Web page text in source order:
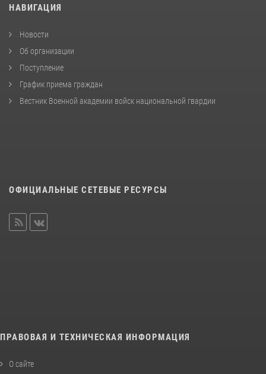
НАВИГАЦИЯ
Новости
Об организации
Поступление
График приема граждан
Вестник Военной академии войск национальной гвардии
ОФИЦИАЛЬНЫЕ СЕТЕВЫЕ РЕСУРСЫ
ПРАВОВАЯ И ТЕХНИЧЕСКАЯ ИНФОРМАЦИЯ
О сайте